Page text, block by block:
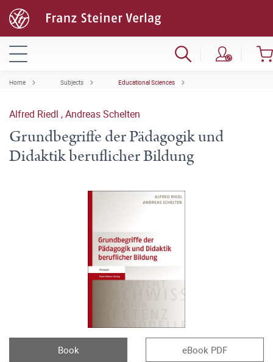
Home Subjects Educational Sciences
Alfred Riedl ,Andreas Schelten
Grundbegriffe der Pädagogik und
Didaktik beruflicher Bildung
Book eBook PDF